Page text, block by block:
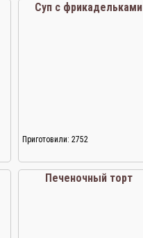
Суп с фрикадельками
Приготовили: 2752
Печеночный торт